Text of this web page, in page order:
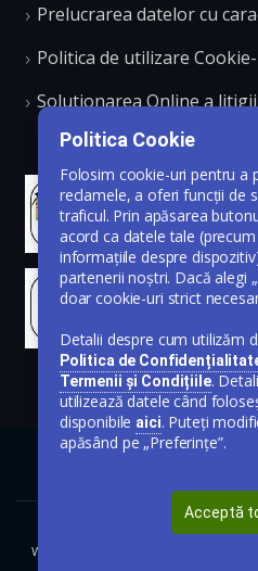
Prelucrarea datelor cu
Politica de utilizare
Solutionarea Online a
www.publicare-anunt-ziar.ro ©
Politica Cookie
Folosim cookie-uri pentru a
reclamele, a oferi funcții de
traficul. Prin apăsarea
acord ca datele tale
informațiile despre
partenerii noștri. Dacă alegi
doar cookie-uri strict
Detalii despre cum utilizăm
Politica de
Termenii și Condițiile.
utilizează datele când
disponibile aici. Puteți
apăsând pe „Preferințe”.
Acceptă